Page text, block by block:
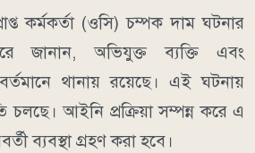
কর্মকর্তা (ওসি) চম্পক দাম ঘটনার
জানান, অভিযুক্ত ব্যক্তি এবং
থানায় রয়েছে। এই ঘটনায়
চলছে। আইনি প্রক্রিয়া সম্পন্ন করে এ
ব্যবস্থা গ্রহণ করা হবে।